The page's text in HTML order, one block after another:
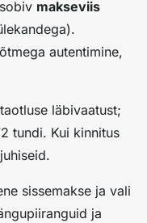
makseviis
autentimine,
läbivaatust;
tundi. Kui kinnitus
sissemakse ja vali
ja